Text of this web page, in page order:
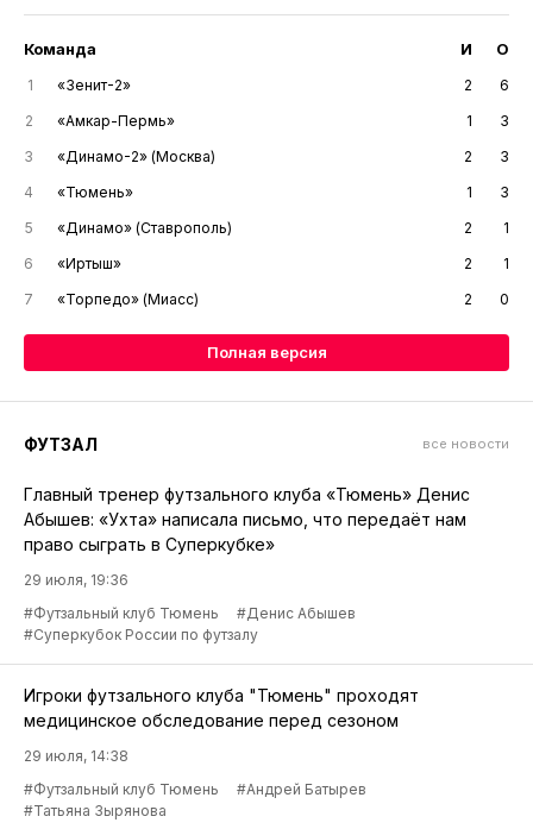
Команда И О
1 «Зенит-2» 2
6
2
«Амкар-Пермь» 1
3
3
«Динамо-2» (Москва) 2
3
4
«Тюмень» 1
3
5
«Динамо» (Ставрополь) 2
1
6
«Иртыш» 2
1
7
«Торпедо» (Миасс) 2 0
Полная версия
ФУТЗАЛ все новости
Главный тренер футзального клуба «Тюмень» Денис
Абышев: «Ухта» написала письмо, что передаёт нам
право сыграть в Суперкубке»
29 июля, 19:36
#Футзальный клуб Тюмень
#Денис Абышев
#Суперкубок России по футзалу
Игроки футзального клуба "Тюмень" проходят
медицинское обследование перед сезоном
29 июля, 14:38
#Футзальный клуб Тюмень
#Андрей Батырев
#Татьяна Зырянова